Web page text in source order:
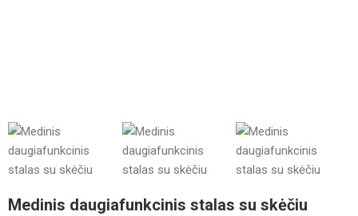
Medinis daugiafunkcinis stalas su skėčiu